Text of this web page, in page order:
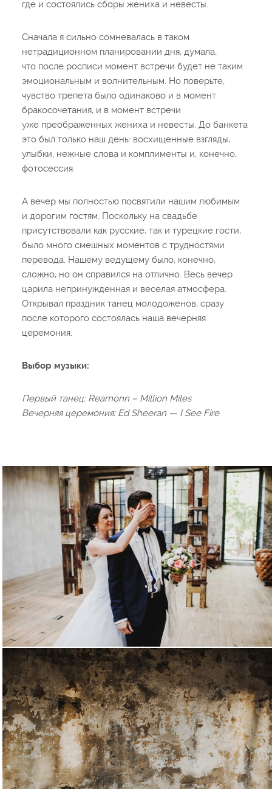
где и состоялись сборы жениха и невесты.
Сначала я сильно сомневалась в таком
нетрадиционном планировании дня, думала,
что после росписи момент встречи будет не таким
эмоциональным и волнительным. Но поверьте,
чувство трепета было одинаково и в момент
бракосочетания, и в момент встречи
уже преображенных жениха и невесты. До банкета
это был только наш день: восхищенные взгляды,
улыбки, нежные слова и комплименты и, конечно,
фотосессия.
А вечер мы полностью посвятили нашим любимым
и дорогим гостям. Поскольку на свадьбе
присутствовали как русские, так и турецкие гости,
было много смешных моментов с трудностями
перевода. Нашему ведущему было, конечно,
сложно, но он справился на отлично. Весь вечер
царила непринужденная и веселая атмосфера.
Открывал праздник танец молодоженов, сразу
после которого состоялась наша вечерняя
церемония.
Выбор музыки:
Первый танец: Reamonn – Million Miles
Вечерняя церемония: Ed Sheeran — I See Fire